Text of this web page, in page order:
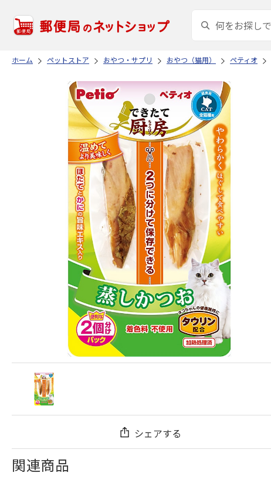
ホーム ペットストア おやつ・サプリ おやつ（猫用） ペティオ
シェアする
関連商品